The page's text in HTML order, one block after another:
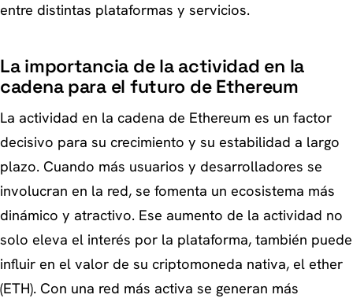
entre distintas plataformas y servicios.
La importancia de la actividad en la
cadena para el futuro de Ethereum
La actividad en la cadena de Ethereum es un factor
decisivo para su crecimiento y su estabilidad a largo
plazo. Cuando más usuarios y desarrolladores se
involucran en la red, se fomenta un ecosistema más
dinámico y atractivo. Ese aumento de la actividad no
solo eleva el interés por la plataforma, también puede
influir en el valor de su criptomoneda nativa, el ether
(ETH). Con una red más activa se generan más